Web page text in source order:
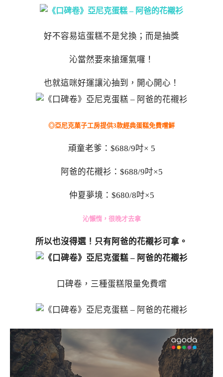
好不容易這蛋糕不是兌換；而是抽獎
沁當然要來搶運氣囉！
也就這咪好運讓沁抽到，開心開心！
◎亞尼克菓子工房提供3款經典蛋糕免費嚐鮮
頑童老爹：$688/9吋× 5
阿爸的花襯衫：$688/9吋×5
仲夏夢境：$680/8吋×5
沁懶惰，很晚才去拿
所以也沒得選！只有阿爸的花襯衫可拿。
口碑卷，三種蛋糕限量免費嚐